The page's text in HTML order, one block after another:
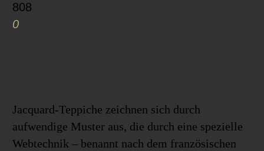
808
0
Jacquard-Teppiche zeichnen sich durch
aufwendige Muster aus, die durch eine spezielle
Webtechnik – benannt nach dem französischen